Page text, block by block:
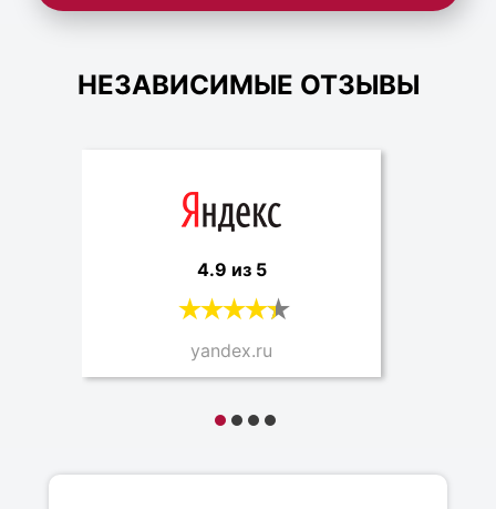
НЕЗАВИСИМЫЕ ОТЗЫВЫ
4.9 из 5
yandex.ru